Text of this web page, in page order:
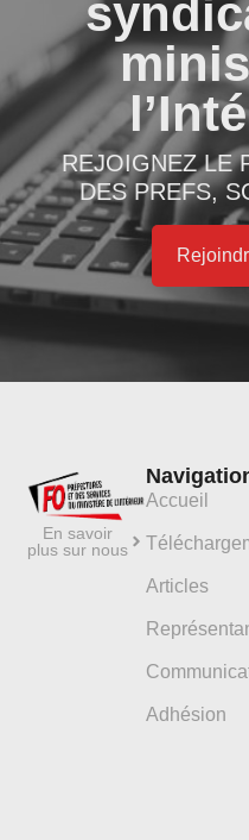
REJOIGNEZ LE
DES PREFS,
En savoir
plus sur nous
Accueil
Articles
Adhésion